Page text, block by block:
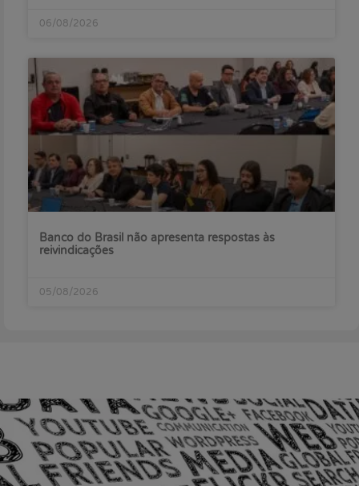
06/08/2026
Banco do Brasil não apresenta respostas às
reivindicações
05/08/2026